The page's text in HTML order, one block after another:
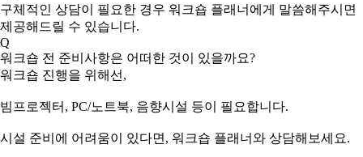
구체적인 상담이 필요한 경우 워크숍 플래너에게 말씀해주시면
제공해드릴 수 있습니다.
Q
워크숍 전 준비사항은 어떠한 것이 있을까요?
워크숍 진행을 위해선,
빔프로젝터, PC/노트북, 음향시설 등이 필요합니다.
시설 준비에 어려움이 있다면, 워크숍 플래너와 상담해보세요.